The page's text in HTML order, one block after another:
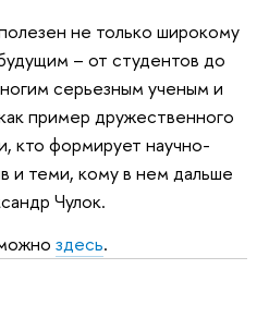
не только широкому
– от студентов до
серьезным ученым и
пример дружественного
кто формирует научно-
и теми, кому в нем дальше
Чулок.
здесь.